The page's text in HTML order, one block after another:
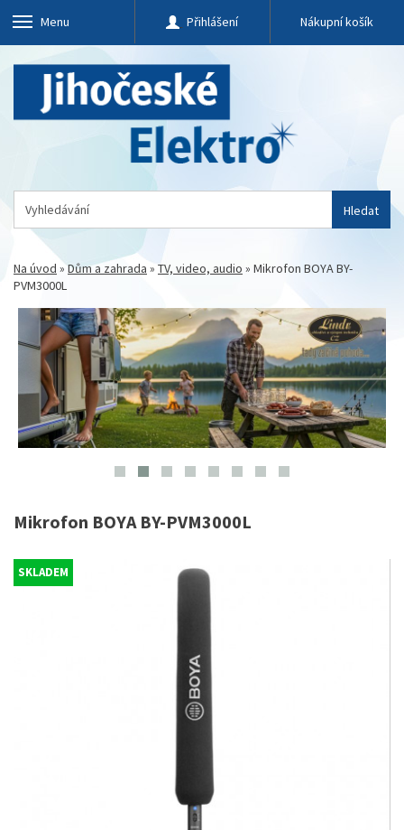
Menu Přihlášení Nákupní košík
Hledat
Na úvod »Dům a zahrada » TV, video, audio » Mikrofon BOYA BY-
PVM3000L
Mikrofon BOYA BY-PVM3000L
SKLADEM